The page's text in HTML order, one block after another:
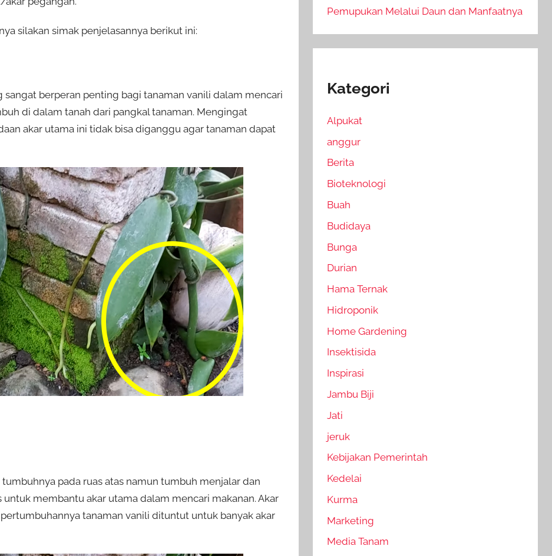
silakan simak penjelasannya berikut ini:
sangat berperan penting bagi tanaman vanili dalam mencari
di dalam tanah dari pangkal tanaman. Mengingat
akar utama ini tidak bisa diganggu agar tanaman dapat
pada ruas atas namun tumbuh menjalar dan
membantu akar utama dalam mencari makanan. Akar
tanaman vanili dituntut untuk banyak akar
Pemupukan Melalui Daun dan Manfaatnya
Kategori
Alpukat
anggur
Berita
Bioteknologi
Buah
Budidaya
Bunga
Durian
Hama Ternak
Hidroponik
Home Gardening
Insektisida
Inspirasi
Jambu Biji
Jati
jeruk
Kebijakan Pemerintah
Kedelai
Kurma
Marketing
Media Tanam